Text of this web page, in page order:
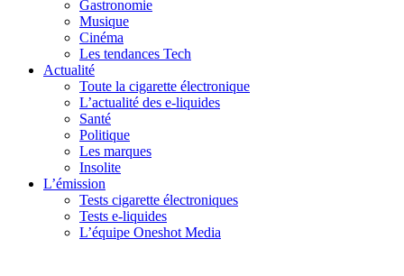
Gastronomie
Musique
Cinéma
Les tendances Tech
Actualité
Toute la cigarette électronique
L’actualité des e-liquides
Santé
Politique
Les marques
Insolite
L’émission
Tests cigarette électroniques
Tests e-liquides
L’équipe Oneshot Media